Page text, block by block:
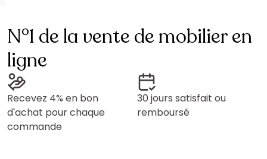
N°1 de la vente de mobilier en
ligne
Recevez 4% en bon
d'achat pour chaque
commande
30 jours satisfait ou
remboursé